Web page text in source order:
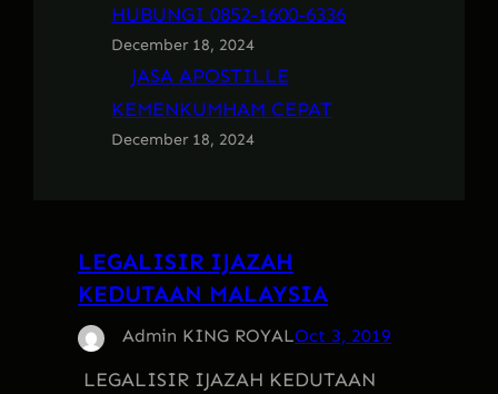
HUBUNGI 0852-1600-6336
December 18, 2024
JASA APOSTILLE
KEMENKUMHAM CEPAT
December 18, 2024
LEGALISIR IJAZAH
KEDUTAAN MALAYSIA
Admin KING ROYALOct 3, 2019
LEGALISIR IJAZAH KEDUTAAN